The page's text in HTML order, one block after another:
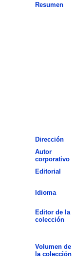
Resumen
Dirección
Autor
corporativo
Editorial
Idioma
Editor de la
colección
Volumen de
la colección